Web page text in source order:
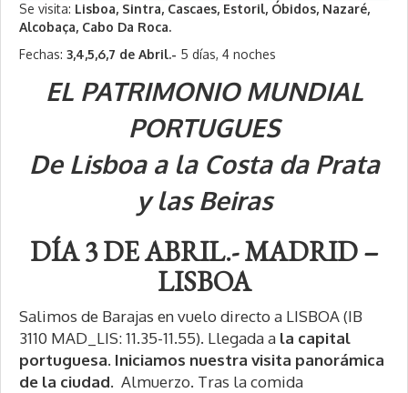
Se visita: Lisboa, Sintra, Cascaes, Estoril, Óbidos, Nazaré,
Alcobaça, Cabo Da Roca.
Fechas: 3,4,5,6,7 de Abril.- 5 días, 4 noches
EL PATRIMONIO MUNDIAL
PORTUGUES
De Lisboa a la Costa da Prata
y las Beiras
DÍA 3 DE ABRIL.- MADRID –
LISBOA
Salimos de Barajas en vuelo directo a LISBOA (IB
3110 MAD_LIS: 11.35-11.55). Llegada a la capital
portuguesa. Iniciamos nuestra visita panorámica
de la ciudad. Almuerzo. Tras la comida